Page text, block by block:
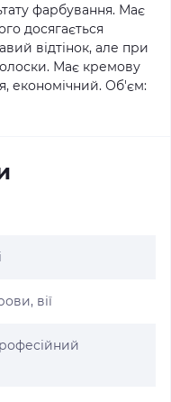
фарбування. Має
досягається
відтінок, але при
Має кремову
економічний. Об'єм:
вії